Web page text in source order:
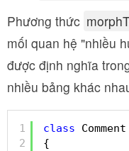
Phương thức
mối quan hệ "nhiều
được định nghĩa
nhiều bảng khác
1
2
class Comment
{